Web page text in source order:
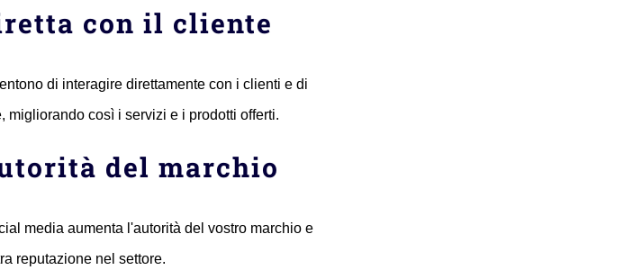
con il cliente
di interagire direttamente con i clienti e di
migliorando così i servizi e i prodotti offerti.
del marchio
media aumenta l'autorità del vostro marchio e
reputazione nel settore.